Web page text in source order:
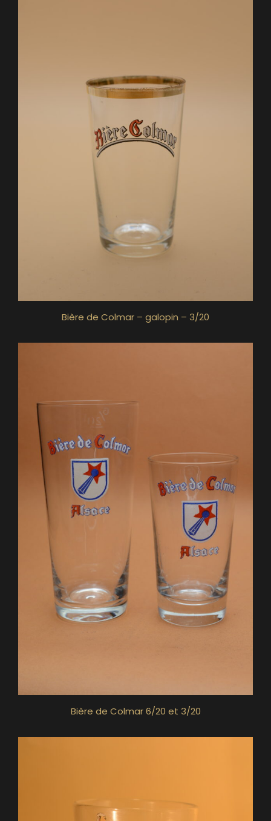
Bière de Colmar – galopin – 3/20
Bière de Colmar 6/20 et 3/20